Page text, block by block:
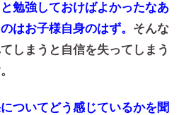
勉強しておけばよかったなあ
はお子様自身のはず。 そんな
しまうと自信を失ってしまう
ついてどう感じているかを聞